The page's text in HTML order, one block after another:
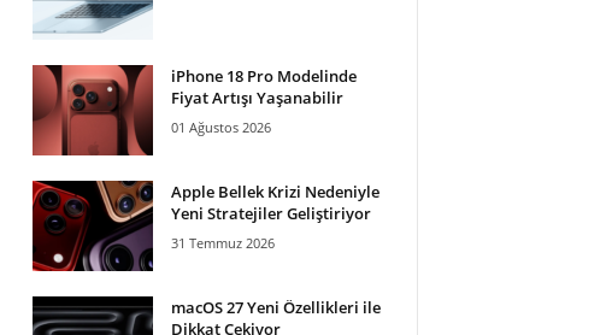
iPhone 18 Pro Modelinde
Fiyat Artışı Yaşanabilir
01 Ağustos 2026
Apple Bellek Krizi Nedeniyle
Yeni Stratejiler Geliştiriyor
31 Temmuz 2026
macOS 27 Yeni Özellikleri ile
Dikkat Çekiyor